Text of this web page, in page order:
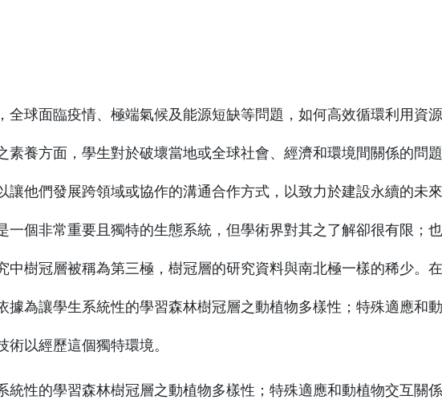
全球面臨疫情、極端氣候及能源短缺等問題，如何高效循環利用資
素養方面，學生對於破壞當地或全球社會、經濟和環境間關係的問
讓他們發展跨領域或協作的溝通合作方式，以致力於建設永續的未
一個非常重要且獨特的生態系統，但學術界對其之了解卻很有限；
中樹冠層被稱為第三極，樹冠層的研究資料與南北極一樣的稀少。
據為讓學生系統性的學習森林樹冠層之動植物多樣性；特殊適應和
術以經歷這個獨特環境。
統性的學習森林樹冠層之動植物多樣性；特殊適應和動植物交互關